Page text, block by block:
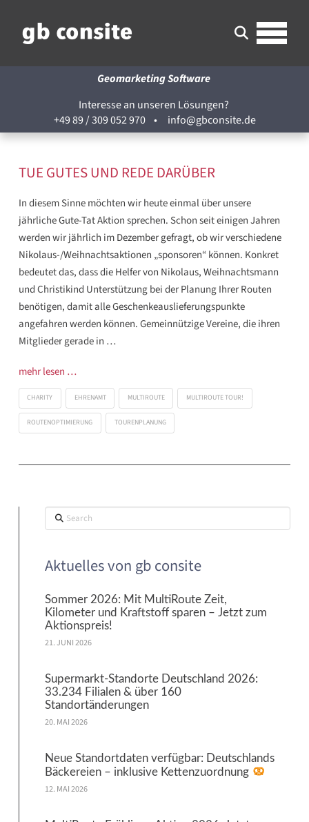
Geomarketing Software
Interesse an unseren Lösungen?
+49 89 / 309 052 970• info@gbconsite.de
TUE GUTES UND REDE DARÜBER
In diesem Sinne möchten wir heute einmal über unsere
jährliche Gute-Tat Aktion sprechen. Schon seit einigen Jahren
werden wir jährlich im Dezember gefragt, ob wir verschiedene
Nikolaus-/Weihnachtsaktionen „sponsoren“ können. Konkret
bedeutet das, dass die Helfer von Nikolaus, Weihnachtsmann
und Christikind Unterstützung bei der Planung Ihrer Routen
benötigen, damit alle Geschenkeauslieferungspunkte
angefahren werden können. Gemeinnützige Vereine, die ihren
Mitglieder gerade in …
mehr lesen …
CHARITY EHRENAMT MULTIROUTE MULTIROUTE TOUR!
ROUTENOPTIMIERUNG TOURENPLANUNG
Search
Aktuelles von gb consite
Sommer 2026: Mit MultiRoute Zeit,
Kilometer und Kraftstoff sparen – Jetzt zum
Aktionspreis!
21. JUNI 2026
Supermarkt-Standorte Deutschland 2026:
33.234 Filialen & über 160
Standortänderungen
20. MAI 2026
Neue Standortdaten verfügbar: Deutschlands
Bäckereien – inklusive Kettenzuordnung
12. MAI 2026